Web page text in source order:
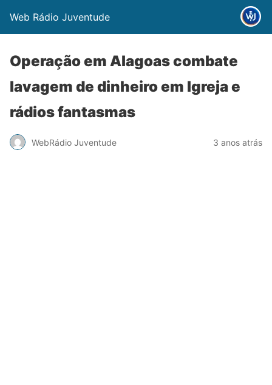
Web Rádio Juventude
Operação em Alagoas combate
lavagem de dinheiro em Igreja e
rádios fantasmas
WebRádio Juventude 3 anos atrás